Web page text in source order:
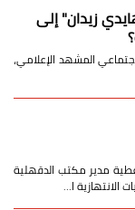
زيدان" إلى
المشهد الإعلامي،
مدير مكتب الدقهلية
ا…